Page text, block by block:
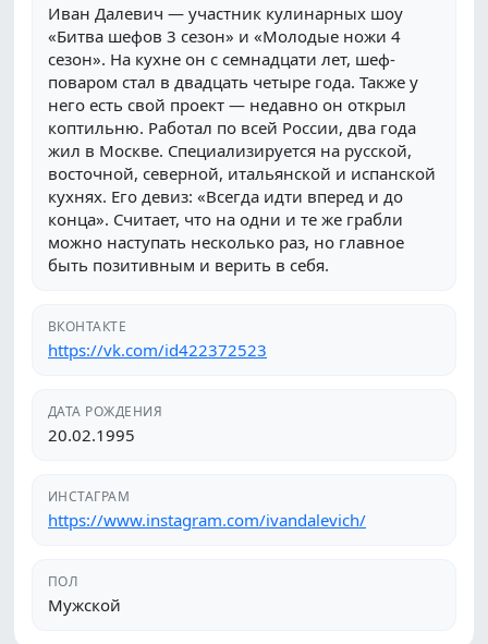
Иван Далевич — участник кулинарных шоу
«Битва шефов 3 сезон» и «Молодые ножи 4
сезон». На кухне он с семнадцати лет, шеф-
поваром стал в двадцать четыре года. Также у
него есть свой проект — недавно он открыл
коптильню. Работал по всей России, два года
жил в Москве. Специализируется на русской,
восточной, северной, итальянской и испанской
кухнях. Его девиз: «Всегда идти вперед и до
конца». Считает, что на одни и те же грабли
можно наступать несколько раз, но главное
быть позитивным и верить в себя.
ВКОНТАКТЕ
https://vk.com/id422372523
ДАТА РОЖДЕНИЯ
20.02.1995
ИНСТАГРАМ
https://www.instagram.com/ivandalevich/
ПОЛ
Мужской